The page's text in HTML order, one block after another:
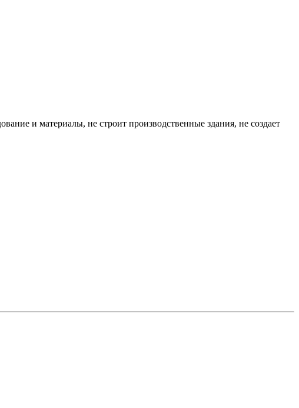
и материалы, не строит производственные здания, не создает